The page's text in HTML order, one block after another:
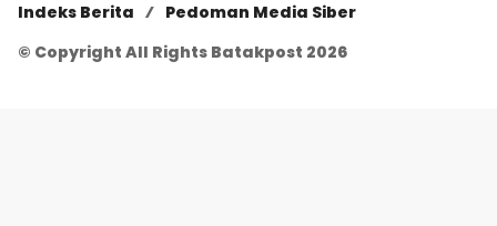
Indeks Berita
Pedoman Media Siber
© Copyright All Rights Batakpost 2026